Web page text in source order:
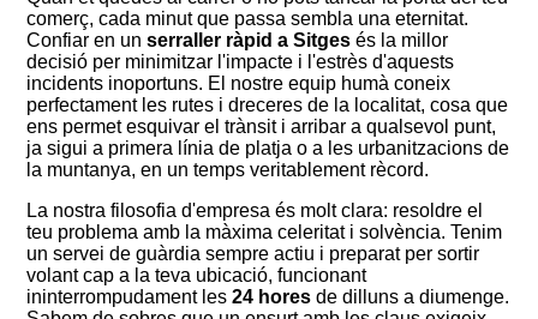
comerç, cada minut que passa sembla una eternitat.
Confiar en unserraller ràpid a Sitges és la millor
decisió per minimitzar l'impacte i l'estrès d'aquests
incidents inoportuns. El nostre equip humà coneix
perfectament les rutes i dreceres de la localitat, cosa que
ens permet esquivar el trànsit i arribar a qualsevol punt,
ja sigui a primera línia de platja o a les urbanitzacions de
la muntanya, en un temps veritablement rècord.
La nostra filosofia d'empresa és molt clara: resoldre el
teu problema amb la màxima celeritat i solvència. Tenim
un servei de guàrdia sempre actiu i preparat per sortir
volant cap a la teva ubicació, funcionant
ininterrompudament les24 hores de dilluns a diumenge.